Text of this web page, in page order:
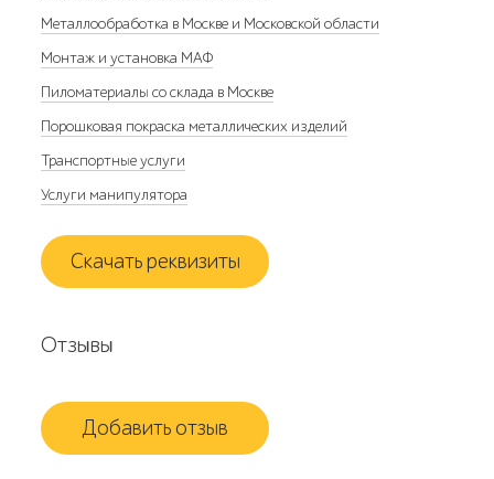
Металлообработка в Москве и Московской области
Монтаж и установка МАФ
Пиломатериалы со склада в Москве
Порошковая покраска металлических изделий
Транспортные услуги
Услуги манипулятора
Скачать реквизиты
Отзывы
Добавить отзыв